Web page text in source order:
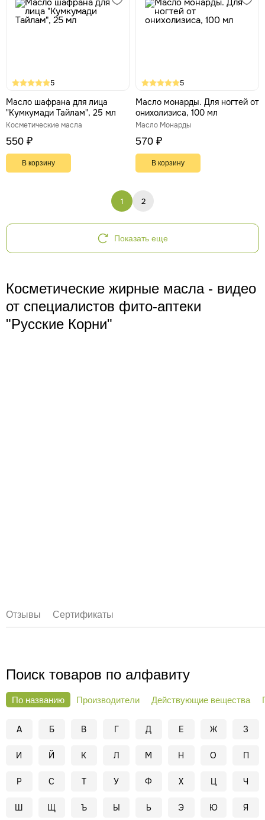
5
Масло шафрана для лица
"Кумкумади Тайлам", 25 мл
Косметические масла
550 ₽
В корзину
5
Масло монарды. Для ногтей от
онихолизиса, 100 мл
Масло Монарды
570 ₽
В корзину
1 2
Показать еще
Косметические жирные масла - видео
от специалистов фито-аптеки
"Русские Корни"
Отзывы Сертификаты
Поиск товаров по алфавиту
По названию Производители Действующие вещества
А Б В Г Д Е Ж З
И Й К Л М Н О П
Р С Т У Ф Х Ц Ч
Ш Щ Ъ Ы Ь Э Ю Я